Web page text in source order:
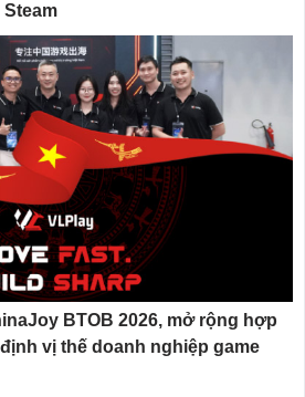
Steam
BTOB 2026, mở rộng hợp
vị thế doanh nghiệp game